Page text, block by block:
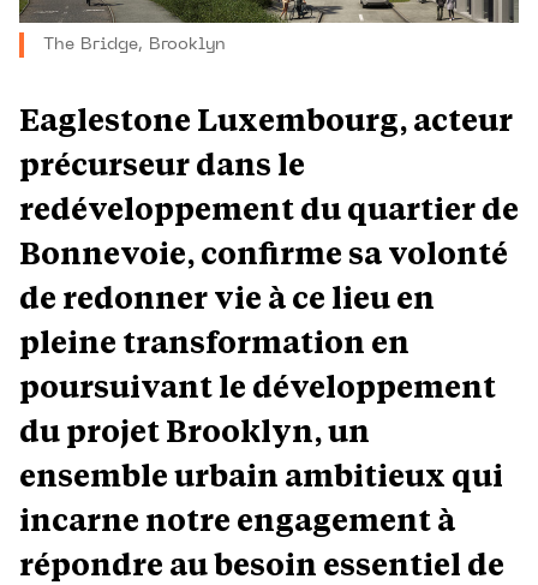
The Bridge, Brooklyn
Eaglestone Luxembourg, acteur
précurseur dans le
redéveloppement du quartier de
Bonnevoie, confirme sa volonté
de redonner vie à ce lieu en
pleine transformation en
poursuivant le développement
du projet Brooklyn, un
ensemble urbain ambitieux qui
incarne notre engagement à
répondre au besoin essentiel de